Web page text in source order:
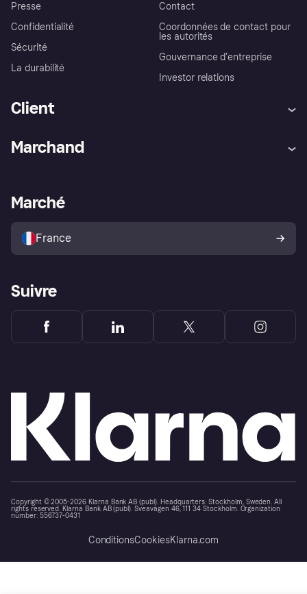
Presse
Confidentialité
Sécurité
La durabilité
Contact
Coordonnées de contact pour
les autorités
Gouvernance d’entreprise
Investor relations
Client
Explorez les magasins
Politique de protection de
l’acheteur Klarna
Marchand
Portail Marchand
Marché
France
Suivre
Copyright © 2005-2026 Klarna Bank AB (publ). Headquarters: Stockholm, Sweden. All
rights reserved. Klarna Bank AB (publ). Sveavägen 46, 111 34 Stockholm. Organization
number: 556737-0431
ConditionsCookiesKlarna.com